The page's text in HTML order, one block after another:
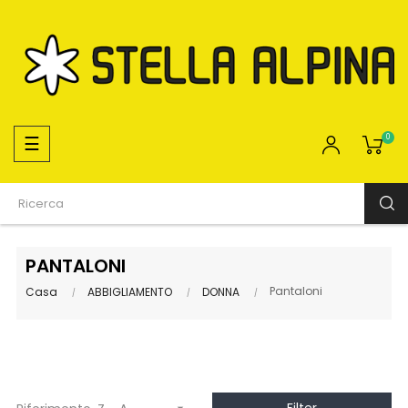
navigazione
Toggle
☰ 0
PANTALONI
Casa ABBIGLIAMENTO DONNA Pantaloni